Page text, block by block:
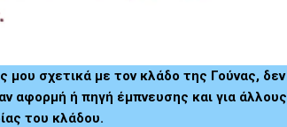
μου σχετικά με τον κλάδο της Γούνας, δεν
αφορμή ή πηγή έμπνευσης και για άλλους
του κλάδου.